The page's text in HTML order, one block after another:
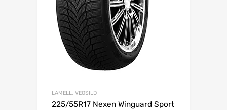
LAMELL, VEOSILD
225/55R17 Nexen Winguard Sport